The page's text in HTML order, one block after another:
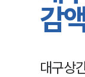
감
대구상